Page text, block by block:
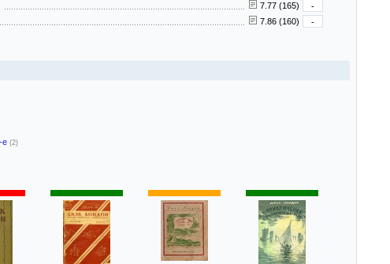
7.77 (165)
-
7.86 (160) -
е (2)